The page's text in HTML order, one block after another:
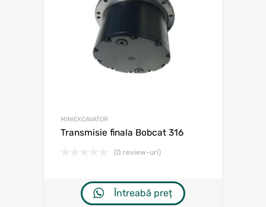
MINIEXCAVATOR
Transmisie finala Bobcat 316
(0 review-uri)
Întreabă preț